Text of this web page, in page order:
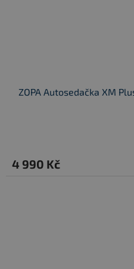
ZOPA Autosedačka XM
4 990 Kč